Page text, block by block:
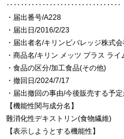
‥‥‥‥‥‥‥‥‥‥‥‥‥‥‥‥
・届出番号/A228
・届出日/2016/2/23
・届出者名/キリンビバレッジ株式会
・商品名/キリン メッツ プラス ライ
・食品の区分/加工食品(その他)
・撤回日/2024/7/17
・届出撤回の事由/今後販売する予定
【機能性関与成分名】
難消化性デキストリン(食物繊維)
【表示しようとする機能性】